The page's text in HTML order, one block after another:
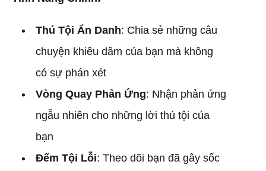
Thú Tội Ẩn Danh: Chia sẻ những câu
chuyện khiêu dâm của bạn mà không
có sự phán xét
Vòng Quay Phản Ứng: Nhận phản ứng
ngẫu nhiên cho những lời thú tội của
bạn
Đếm Tội Lỗi: Theo dõi bạn đã gây sốc